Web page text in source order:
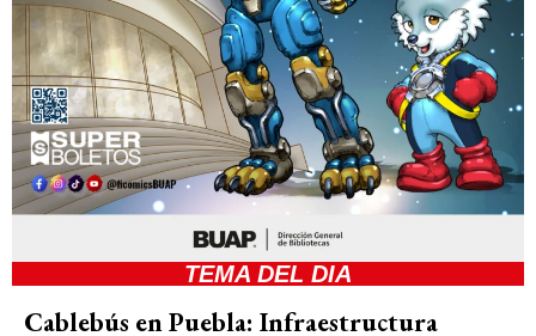
TEMA DEL DIA
Cablebús en Puebla: Infraestructura